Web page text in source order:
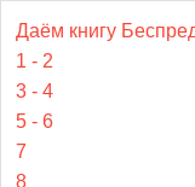
Даём книгу
1 - 2
3 - 4
5 - 6
7
8